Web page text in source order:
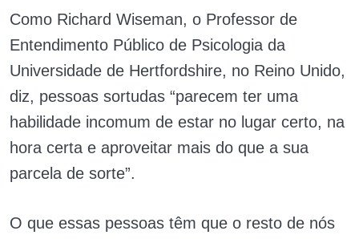
Como Richard Wiseman, o Professor de
Entendimento Público de Psicologia da
Universidade de Hertfordshire, no Reino Unido,
diz, pessoas sortudas “parecem ter uma
habilidade incomum de estar no lugar certo, na
hora certa e aproveitar mais do que a sua
parcela de sorte”.
O que essas pessoas têm que o resto de nós